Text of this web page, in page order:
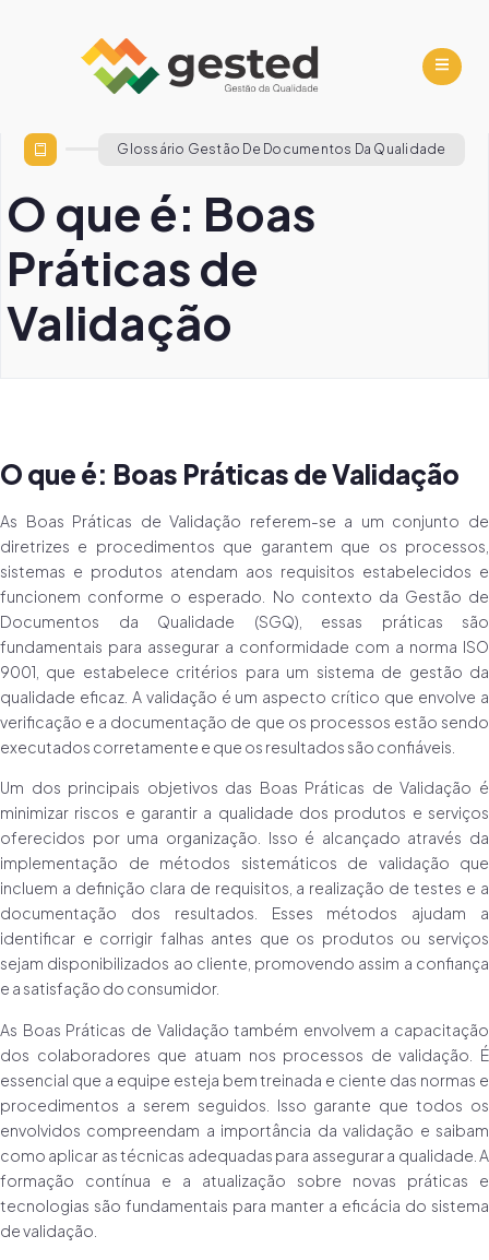
Glossário Gestão De Documentos Da Qualidade
O que é: Boas
Práticas de
Validação
O que é: Boas Práticas de Validação
As Boas Práticas de Validação referem-se a um conjunto de
diretrizes e procedimentos que garantem que os processos,
sistemas e produtos atendam aos requisitos estabelecidos e
funcionem conforme o esperado. No contexto da Gestão de
Documentos da Qualidade (SGQ), essas práticas são
fundamentais para assegurar a conformidade com a norma ISO
9001, que estabelece critérios para um sistema de gestão da
qualidade eficaz. A validação é um aspecto crítico que envolve a
verificação e a documentação de que os processos estão sendo
executados corretamente e que os resultados são confiáveis.
Um dos principais objetivos das Boas Práticas de Validação é
minimizar riscos e garantir a qualidade dos produtos e serviços
oferecidos por uma organização. Isso é alcançado através da
implementação de métodos sistemáticos de validação que
incluem a definição clara de requisitos, a realização de testes e a
documentação dos resultados. Esses métodos ajudam a
identificar e corrigir falhas antes que os produtos ou serviços
sejam disponibilizados ao cliente, promovendo assim a confiança
e a satisfação do consumidor.
As Boas Práticas de Validação também envolvem a capacitação
dos colaboradores que atuam nos processos de validação. É
essencial que a equipe esteja bem treinada e ciente das normas e
procedimentos a serem seguidos. Isso garante que todos os
envolvidos compreendam a importância da validação e saibam
como aplicar as técnicas adequadas para assegurar a qualidade. A
formação contínua e a atualização sobre novas práticas e
tecnologias são fundamentais para manter a eficácia do sistema
de validação.